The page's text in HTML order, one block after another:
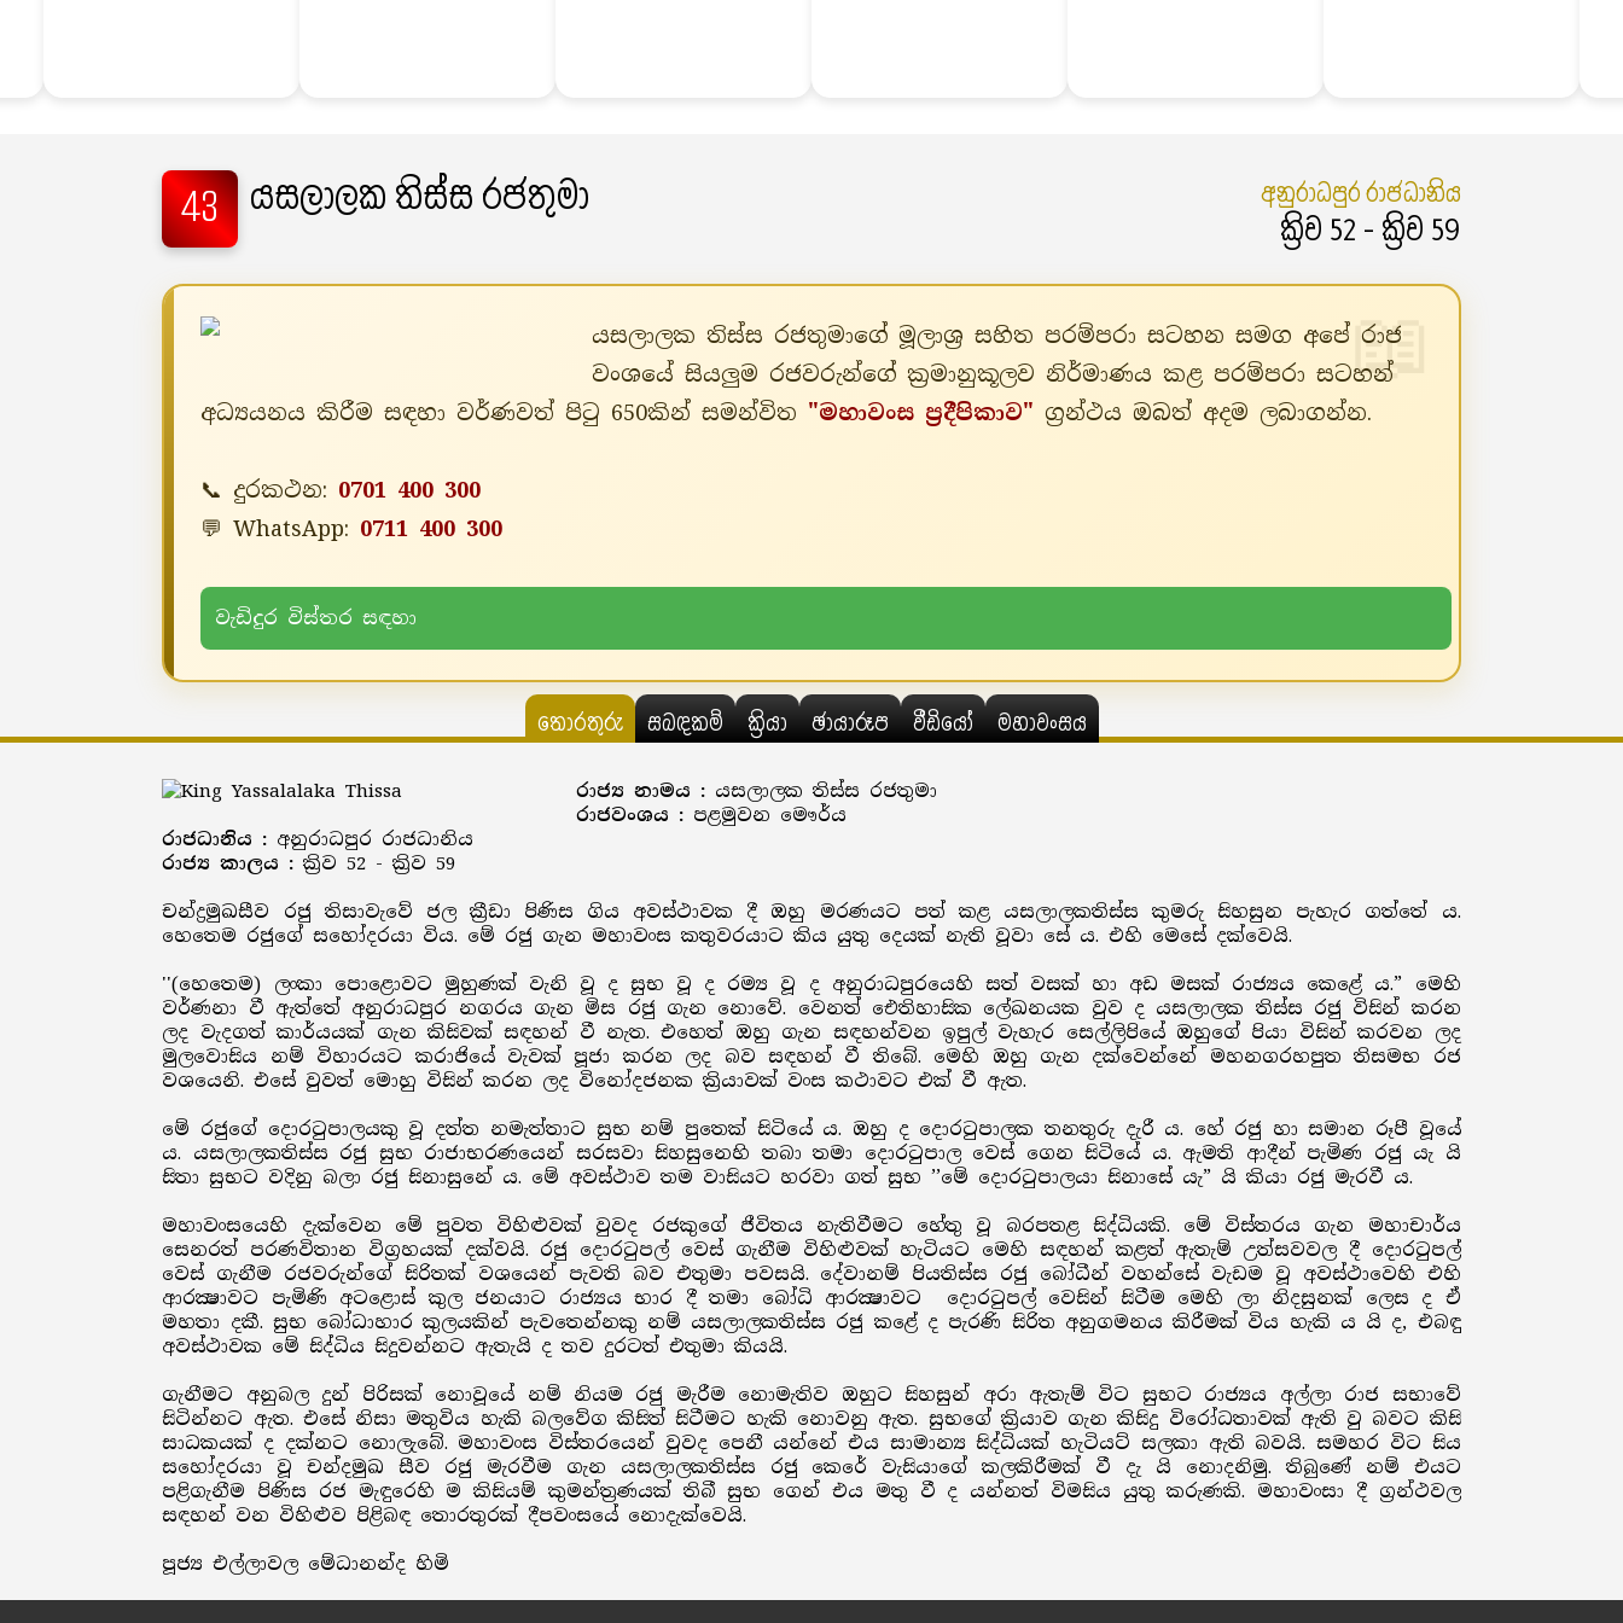
43 යසලාලක තිස්ස රජතුමා අනුරාධපුර රාජධානිය
ක්‍රිව 52 - ක්‍රිව 59
යසලාලක තිස්ස රජතුමාගේ මූලාශ්‍ර සහිත පරම්පරා සටහන සමග අපේ රාජ
වංශයේ සියලුම රජවරුන්ගේ ක්‍රමානුකූලව නිර්මාණය කළ පරම්පරා සටහන්
අධ්‍යයනය කිරීම සඳහා වර්ණවත් පිටු 650කින් සමන්විත "මහාවංස ප්‍රදීපිකාව" ග්‍රන්ථය ඔබත් අදම ලබාගන්න.
📞 දුරකථන: 0701 400 300
💬 WhatsApp: 0711 400 300
වැඩිදුර විස්තර සඳහා
තොරතුරු සබඳකම් ක්‍රියා ඡායාරූප වීඩියෝ මහාවංසය
රාජ්‍ය නාමය : යසලාලක තිස්ස රජතුමා
රාජවංශය : පළමුවන මෞර්ය
රාජධානිය : අනුරාධපුර රාජධානිය
රාජ්‍ය කාලය :ක්‍රිව 52 - ක්‍රිව 59
චන්ද්‍රමුඛසීව රජු තිසාවැවේ ජල ක්‍රීඩා පිණිස ගිය අවස්ථාවක දී ඔහු මරණයට පත් කළ යසලාලකතිස්ස කුමරු සිහසුන පැහැර ගත්තේ ය.
හෙතෙම රජුගේ සහෝදරයා විය. මේ රජු ගැන මහාවංස කතුවරයාට කිය යුතු දෙයක් නැති වූවා සේ ය. එහි මෙසේ දක්වෙයි.
''(හෙතෙම) ලංකා පොළොවට මුහුණක් වැනි වූ ද සුභ වූ ද රම්‍ය වූ ද අනුරාධපුරයෙහි සත් වසක් හා අඩ මසක් රාජ්‍යය කෙළේ ය.” මෙහි
වර්ණනා වී ඇත්තේ අනුරාධපුර නගරය ගැන මිස රජු ගැන නොවේ. වෙනත් ඓතිහාසික ලේඛනයක වුව ද යසලාලක තිස්ස රජු විසින් කරන
ලද වැදගත් කාර්යයක් ගැන කිසිවක් සඳහන් වී නැත. එහෙත් ඔහු ගැන සඳහන්වන ඉපුල් වැහැර සෙල්ලිපියේ ඔහුගේ පියා විසින් කරවන ලද
මුලවොසිය නම් විහාරයට කරාජියේ වැවක් පූජා කරන ලද බව සඳහන් වී තිබේ. මෙහි ඔහු ගැන දක්වෙන්නේ මහනගරහපුත තිසමභ රජ
වශයෙනි. එසේ වුවත් මොහු විසින් කරන ලද විනෝදජනක ක්‍රියාවක් වංස කථාවට එක් වී ඇත.
මේ රජුගේ දොරටුපාලයකු වූ දත්ත නමැත්තාට සුභ නම් පුතෙක් සිටියේ ය. ඔහු ද දොරටුපාලක තනතුරු දැරී ය. හේ රජු හා සමාන රූපී වූයේ
ය. යසලාලකතිස්ස රජු සුභ රාජාභරණයෙන් සරසවා සිහසුනෙහි තබා තමා දොරටුපාල වෙස් ගෙන සිටියේ ය. ඇමති ආදීන් පැමිණ රජු යැ යි
සිතා සුභට වදිනු බලා රජු සිනාසුනේ ය. මේ අවස්ථාව තම වාසියට හරවා ගත් සුභ ’’මේ දොරටුපාලයා සිනාසේ යැ” යි කියා රජු මැරවී ය.
මහාවංසයෙහි දැක්වෙන මේ පුවත විහිළුවක් වුවද රජකුගේ ජීවිතය නැතිවීමට හේතු වූ බරපතළ සිද්ධියකි. මේ විස්තරය ගැන මහාචාර්ය
සෙනරත් පරණවිතාන විග්‍රහයක් දක්වයි. රජු දොරටුපල් වෙස් ගැනීම විහිළුවක් හැටියට මෙහි සඳහන් කළත් ඇතැම් උත්සවවල දී දොරටුපල්
වෙස් ගැනීම රජවරුන්ගේ සිරිතක් වශයෙන් පැවති බව එතුමා පවසයි. දේවානම් පියතිස්ස රජු බෝධීන් වහන්සේ වැඩම වූ අවස්ථාවෙහි එහි
ආරක්‍ෂාවට පැමිණි අටළොස් කුල ජනයාට රාජ්‍යය භාර දී තමා බෝධි ආරක්‍ෂාවට දොරටුපල් වෙසින් සිටීම මෙහි ලා නිදසුනක් ලෙස ද ඒ
මහතා දකී. සුභ බෝධාහාර කුලයකින් පැවතෙන්නකු නම් යසලාලකතිස්ස රජු කළේ ද පැරණි සිරිත අනුගමනය කිරීමක් විය හැකි ය යි ද, එබඳු
අවස්ථාවක මේ සිද්ධිය සිදුවන්නට ඇතැයි ද තව දුරටත් එතුමා කියයි.
ගැනීමට අනුබල දුන් පිරිසක් නොවූයේ නම් නියම රජු මැරීම නොමැතිව ඔහුට සිහසුන් අරා ඇතැම් විට සුභට රාජ්‍යය අල්ලා රාජ සභාවේ
සිටින්නට ඇත. එසේ නිසා මතුවිය හැකි බලවේග කිසිත් සිටීමට හැකි නොවනු ඇත. සුභගේ ක්‍රියාව ගැන කිසිදු විරෝධතාවක් ඇති වු බවට කිසි
සාධකයක් ද දක්නට නොලැබේ. මහාවංස විස්තරයෙන් වුවද පෙනී යන්නේ එය සාමාන්‍ය සිද්ධියක් හැටියට් සලකා ඇති බවයි. සමහර විට සිය
සහෝදරයා වූ චන්දමුඛ සීව රජු මැරවීම ගැන යසලාලකතිස්ස රජු කෙරේ වැසියාගේ කලකිරීමක් වී දැ යි නොදනිමු. තිබුණේ නම් එයට
පළිගැනීම පිණිස රජ මැඳුරෙහි ම කිසියම් කුමන්ත්‍රණයක් තිබී සුභ ගෙන් එය මතු වී ද යන්නත් විමසිය යුතු කරුණකි. මහාවංසා දී ග්‍රන්ථවල
සඳහන් වන විහිළුව පිළිබඳ තොරතුරක් දීපවංසයේ නොදැක්වෙයි.
පූජ්‍ය එල්ලාවල මේධානන්ද හිමි